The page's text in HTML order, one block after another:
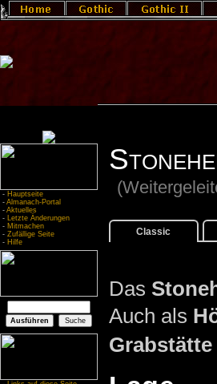
- Hauptseite
- Almanach-Portal
- Aktuelles
- Letzte Änderungen
- Mitmachen
- Zufällige Seite
- Hilfe
Classic
Das
Auch als
Grabstätte